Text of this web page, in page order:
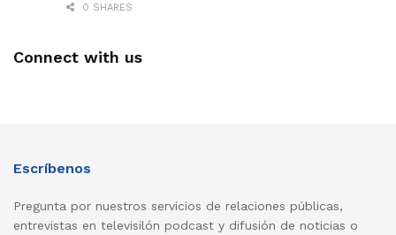
0 SHARES
Connect with us
Escríbenos
Pregunta por nuestros servicios de relaciones públicas,
entrevistas en televisilón podcast y difusión de noticias o